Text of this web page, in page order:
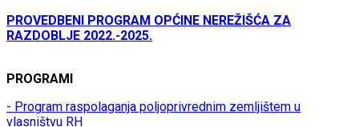
PROVEDBENI PROGRAM OPĆINE NEREŽIŠĆA ZA
RAZDOBLJE 2022.-2025.
PROGRAMI
- Program raspolaganja poljoprivrednim zemljištem u
vlasništvu RH